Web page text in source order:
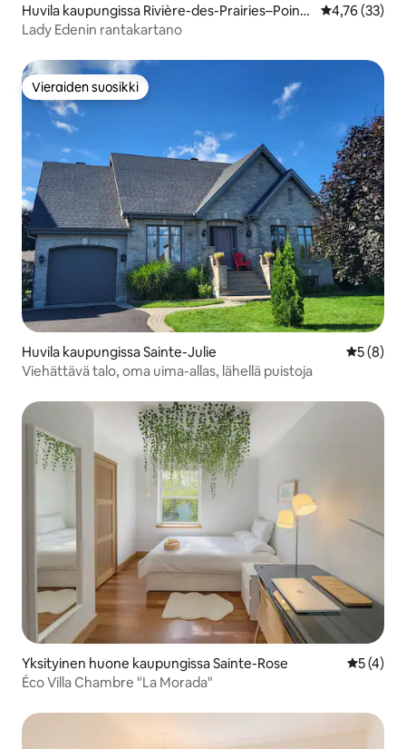
Huvila kaupungissa Rivière-des-Prairies–Pointe
-aux-Trembles
4,76 (33)
Lady Edenin rantakartano
Vieraiden suosikki
Vieraiden suosikki
Huvila kaupungissa Sainte-Julie
5 (8)
Viehättävä talo, oma uima-allas, lähellä puistoja
Yksityinen huone kaupungissa Sainte-Rose
5 (4)
Éco Villa Chambre "La Morada"